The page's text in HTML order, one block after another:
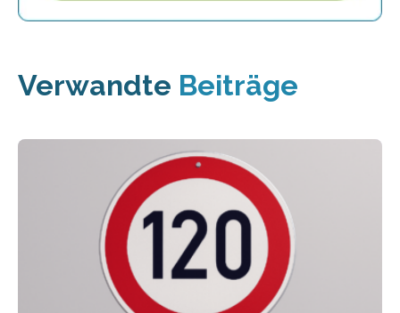
Verwandte Beiträge